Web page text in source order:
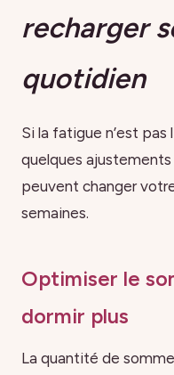
recharger
quotidien
Si la fatigue n’est
quelques
peuvent changer
semaines.
Optimiser le
dormir plus
La quantité de